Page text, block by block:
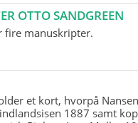
OTTO SANDGREEN
fire manuskripter.
et kort, hvorpå
1887 samt